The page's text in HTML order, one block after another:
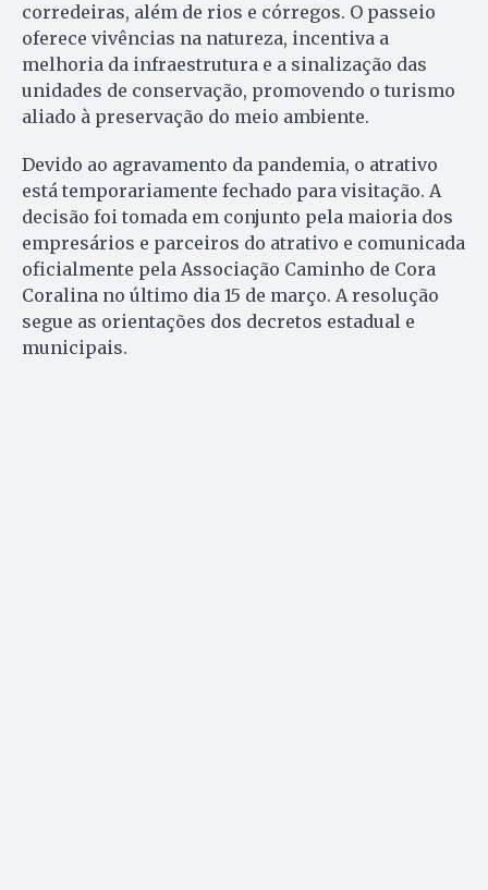
corredeiras, além de rios e córregos. O passeio
oferece vivências na natureza, incentiva a
melhoria da infraestrutura e a sinalização das
unidades de conservação, promovendo o turismo
aliado à preservação do meio ambiente.
Devido ao agravamento da pandemia, o atrativo
está temporariamente fechado para visitação. A
decisão foi tomada em conjunto pela maioria dos
empresários e parceiros do atrativo e comunicada
oficialmente pela Associação Caminho de Cora
Coralina no último dia 15 de março. A resolução
segue as orientações dos decretos estadual e
municipais.